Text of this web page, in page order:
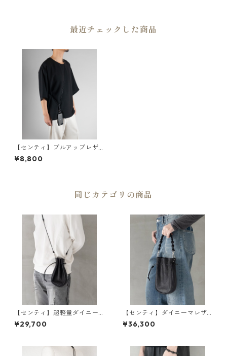
最近チェックした商品
【センティ】プルアップレザ
ーストラップ ブラック | グラ
スホルダー・スマホホルダ
¥8,800
同じカテゴリの商品
【センティ】超軽量ダイニー
マレザー メディスンバッグM |
ミニバッグ・ショルダー・軽
¥29,700
【センティ】ダイニーマレザ
ー メディスンバッグM+ハンド
ストラップ | ミニバッグ・手持
¥36,300